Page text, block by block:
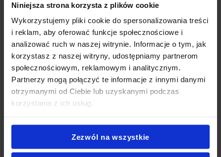
Niniejsza strona korzysta z plików cookie
Wykorzystujemy pliki cookie do spersonalizowania treści
i reklam, aby oferować funkcje społecznościowe i
analizować ruch w naszej witrynie. Informacje o tym, jak
korzystasz z naszej witryny, udostępniamy partnerom
społecznościowym, reklamowym i analitycznym.
Partnerzy mogą połączyć te informacje z innymi danymi
otrzymanymi od Ciebie lub uzyskanymi podczas
korzystania z ich usług.
Zezwól na wszystkie
Catering konferencyjny Płock,
Catering firmowy z dowozem Płock,Catering na przyjęcie
Płock,Catering imprezowy Płock,Catering na imprezy
Płock,Partybox Płock,Catering Płock impreza ,Catering
przekąski Płock,Catering świąteczny Płock,Jedzenie
impreza firmowa Płock.
Jak zamówić PartyBox?